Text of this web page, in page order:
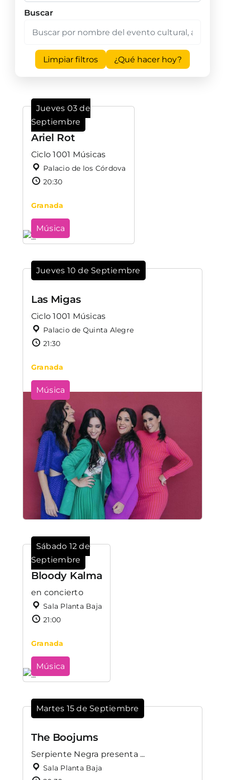
Buscar
Limpiar filtros ¿Qué hacer hoy?
Jueves 03 de
Septiembre
Ariel Rot
Ciclo 1001 Músicas
Palacio de los Córdova
20:30
Granada
Música
Jueves 10 de Septiembre
Las Migas
Ciclo 1001 Músicas
Palacio de Quinta Alegre
21:30
Granada
Música
Sábado 12 de
Septiembre
Bloody Kalma
en concierto
Sala Planta Baja
21:00
Granada
Música
Martes 15 de Septiembre
The Boojums
Serpiente Negra presenta ...
Sala Planta Baja